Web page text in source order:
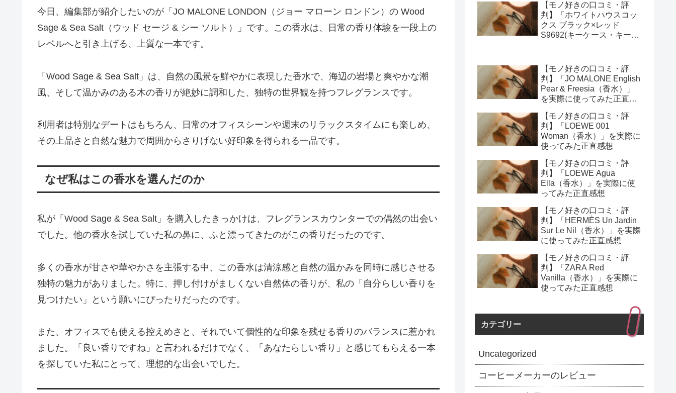
今日、編集部が紹介したいのが「JO MALONE LONDON（ジョー マローン ロンドン）の Wood
Sage & Sea Salt（ウッド セージ & シー ソルト）」です。この香水は、日常の香り体験を一段上の
レベルへと引き上げる、上質な一本です。
「Wood Sage & Sea Salt」は、自然の風景を鮮やかに表現した香水で、海辺の岩場と爽やかな潮
風、そして温かみのある木の香りが絶妙に調和した、独特の世界観を持つフレグランスです。
利用者は特別なデートはもちろん、日常のオフィスシーンや週末のリラックスタイムにも楽しめ、
その上品さと自然な魅力で周囲からさりげない好印象を得られる一品です。
なぜ私はこの香水を選んだのか
私が「Wood Sage & Sea Salt」を購入したきっかけは、フレグランスカウンターでの偶然の出会い
でした。他の香水を試していた私の鼻に、ふと漂ってきたのがこの香りだったのです。
多くの香水が甘さや華やかさを主張する中、この香水は清涼感と自然の温かみを同時に感じさせる
独特の魅力がありました。特に、押し付けがましくない自然体の香りが、私の「自分らしい香りを
見つけたい」という願いにぴったりだったのです。
また、オフィスでも使える控えめさと、それでいて個性的な印象を残せる香りのバランスに惹かれ
ました。「良い香りですね」と言われるだけでなく、「あなたらしい香り」と感じてもらえる一本
を探していた私にとって、理想的な出会いでした。
（総合法令出版）を編集部
が紹介します
【モノ好きの口コミ・評
判】「ホワイトハウスコッ
クス ブラック×レッド
S9692(キーケース・キーオ
【モノ好きの口コミ・評
判】「JO MALONE English
Pear & Freesia（香水）」
を実際に使ってみた正直感
【モノ好きの口コミ・評
判】「LOEWE 001
Woman（香水）」を実際に
使ってみた正直感想
【モノ好きの口コミ・評
判】「LOEWE Agua
Ella（香水）」を実際に使
ってみた正直感想
【モノ好きの口コミ・評
判】「HERMÈS Un Jardin
Sur Le Nil（香水）」を実際
に使ってみた正直感想
【モノ好きの口コミ・評
判】「ZARA Red
Vanilla（香水）」を実際に
使ってみた正直感想
カテゴリー
Uncategorized
コーヒーメーカーのレビュー